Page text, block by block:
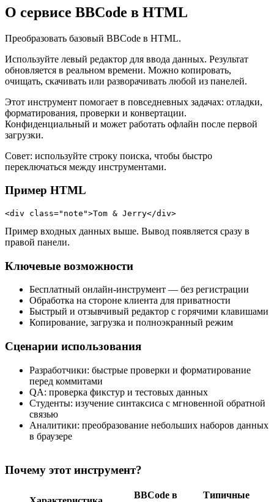
О сервисе BBCode в HTML
Преобразовать базовый BBCode в HTML.
Используйте левый редактор для ввода данных. Результат
обновляется в реальном времени. Можно копировать,
очищать, скачивать или разворачивать любой из панелей.
Этот инструмент помогает в повседневных задачах: отладки,
форматирования, проверки и конвертации.
Конфиденциальный и может работать офлайн после первой
загрузки.
Совет: используйте строку поиска, чтобы быстро
переключаться между инструментами.
Пример HTML
<div class="note">Tom & Jerry</div>
Пример входных данных выше. Вывод появляется сразу в
правой панели.
Ключевые возможности
Бесплатный онлайн‑инструмент — без регистрации
Обработка на стороне клиента для приватности
Быстрый и отзывчивый редактор с горячими клавишами
Копирование, загрузка и полноэкранный режим
Сценарии использования
Разработчики: быстрые проверки и форматирование
перед коммитами
QA: проверка фикстур и тестовых данных
Студенты: изучение синтаксиса с мгновенной обратной
связью
Аналитики: преобразование небольших наборов данных
в браузере
Почему этот инструмент?
BBCode в
Типичные